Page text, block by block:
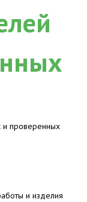
и проверенных
и изделия